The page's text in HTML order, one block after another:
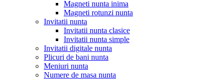
Magneti nunta inima
Magneti rotunzi nunta
Invitatii nunta
Invitatii nunta clasice
Invitatii nunta simple
Invitatii digitale nunta
Plicuri de bani nunta
Meniuri nunta
Numere de masa nunta